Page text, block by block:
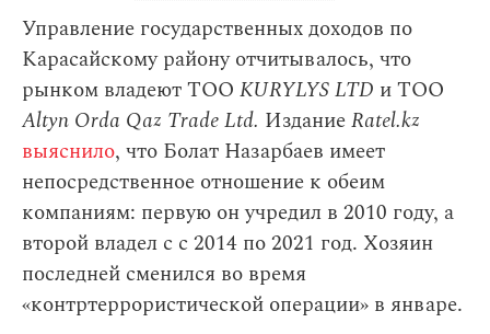
Управление государственных доходов по
Карасайскому району отчитывалось, что
рынком владеют ТОО KURYLYS LTD иТОО
Altyn Orda Qaz Trade Ltd. ИзданиеRatel.kz
выяснило, что Болат Назарбаев имеет
непосредственное отношение к обеим
компаниям: первую он учредил в 2010 году, а
второй владел с с 2014 по 2021 год. Хозяин
последней сменился во время
«контртеррористической операции» в январе.